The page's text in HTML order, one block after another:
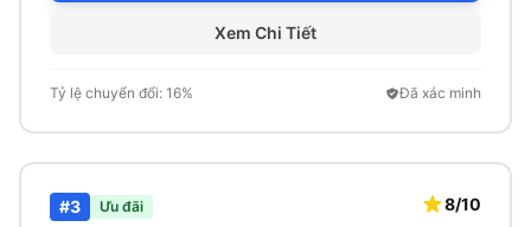
Xem Chi Tiết
Tỷ lệ chuyển đổi: 16% Đã xác minh
#3 Ưu đãi 8/10